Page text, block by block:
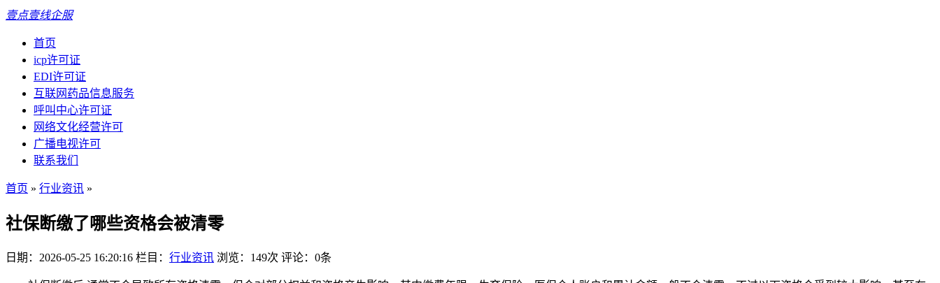
壹点壹线企服
首页
icp许可证
EDI许可证
互联网药品信息服务
呼叫中心许可证
网络文化经营许可
广播电视许可
联系我们
首页 » 行业资讯 »
社保断缴了哪些资格会被清零
日期：2026-05-25 16:20:16 栏目： 行业资讯 浏览：149次 评论：0条